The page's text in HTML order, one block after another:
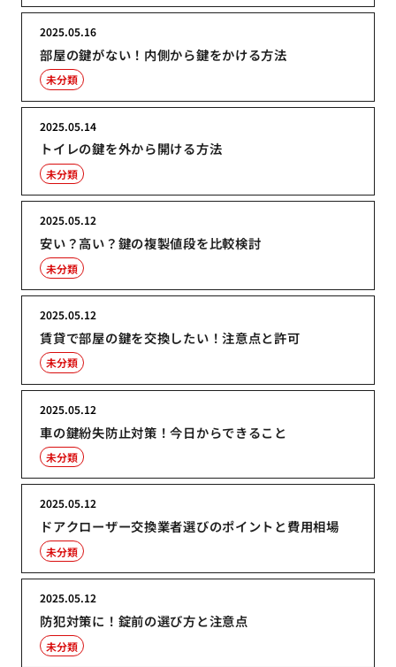
部屋の鍵がない！内側から鍵をかける方法
2025.05.16
未分類
トイレの鍵を外から開ける方法
2025.05.14
未分類
安い？高い？鍵の複製値段を比較検討
2025.05.12
未分類
賃貸で部屋の鍵を交換したい！注意点と許可
2025.05.12
未分類
車の鍵紛失防止対策！今日からできること
2025.05.12
未分類
ドアクローザー交換業者選びのポイントと費用相場
2025.05.12
未分類
防犯対策に！錠前の選び方と注意点
2025.05.12
未分類